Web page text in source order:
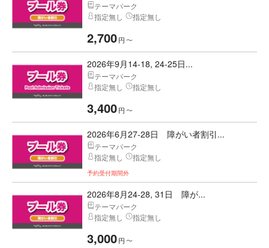
テーマパーク
指定無し
指定無し
2,700円 〜
2026年9月14-18, 24-25日...
テーマパーク
指定無し
指定無し
3,400円 〜
2026年6月27-28日 障がい者割引...
テーマパーク
指定無し
指定無し
予約受付期間外
2026年8月24-28, 31日 障が...
テーマパーク
指定無し
指定無し
3,000円 〜